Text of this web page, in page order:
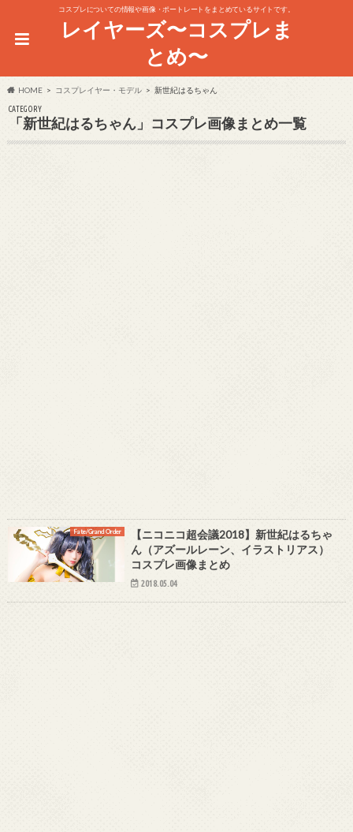
コスプレについての情報や画像・ポートレートをまとめているサイトです。
レイヤーズ〜コスプレま
とめ〜
HOME コスプレイヤー・モデル 新世紀はるちゃん
CATEGORY
「新世紀はるちゃん」コスプレ画像まとめ一覧
Fate/Grand Order
【ニコニコ超会議2018】新世紀はるちゃ
ん（アズールレーン、イラストリアス）
コスプレ画像まとめ
2018.05.04